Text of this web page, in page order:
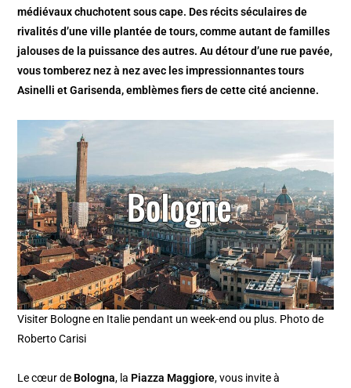
médiévaux chuchotent sous cape. Des récits séculaires de
rivalités d’une ville plantée de tours, comme autant de familles
jalouses de la puissance des autres. Au détour d’une rue pavée,
vous tomberez nez à nez avec les impressionnantes tours
Asinelli et Garisenda, emblèmes fiers de cette cité ancienne.
Visiter Bologne en Italie pendant un week-end ou plus. Photo de
Roberto Carisi
Le cœur de Bologna, la Piazza Maggiore, vous invite à